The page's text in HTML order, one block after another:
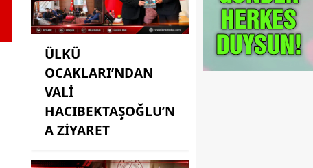
ÜLKÜ
OCAKLARI’NDAN
VALİ
HACIBEKTAŞOĞLU’N
A ZİYARET